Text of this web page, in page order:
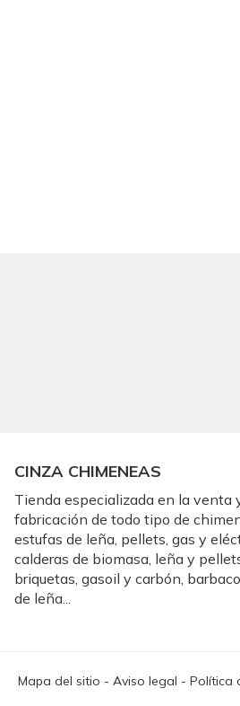
CINZA CHIMENEAS
Tienda especializada en la venta
fabricación de todo tipo de
estufas de leña, pellets, gas y
calderas de biomasa, leña y
briquetas, gasoil y carbón,
de leña...
Mapa del sitio - Aviso legal - Política